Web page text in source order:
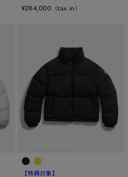
¥264,000（tax in）
【特典対象】